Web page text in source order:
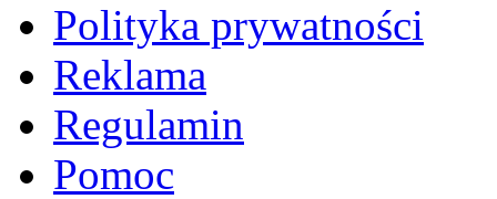
Polityka prywatności
Reklama
Regulamin
Pomoc